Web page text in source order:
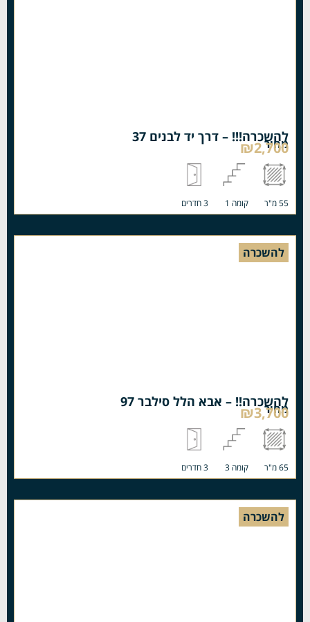
להשכרה!!! – דרך יד לבנים 37
מחיר
₪2,700
55 מ"ר קומה 1 3 חדרים
להשכרה
להשכרה!! – אבא הלל סילבר 97
מחיר
₪3,700
65 מ"ר קומה 3 3 חדרים
להשכרה